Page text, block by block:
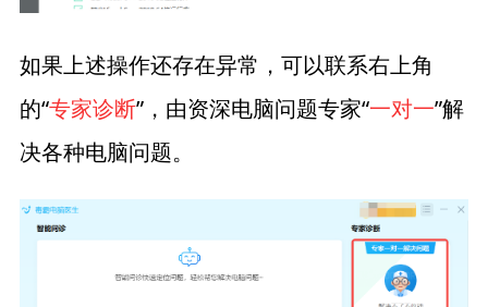
如果上述操作还存在异常，可以联系右上角
的“专家诊断”，由资深电脑问题专家“一对一”解
决各种电脑问题。